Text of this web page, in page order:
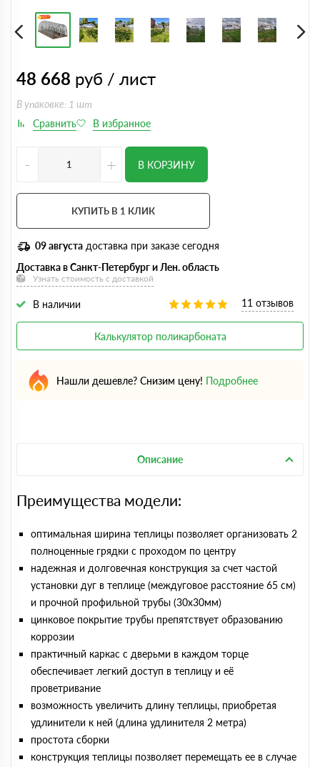
48 668 руб / лист
В упаковке: 1 шт
- + В КОРЗИНУ
КУПИТЬ В 1 КЛИК
09 августа доставка при заказе сегодня
Доставка в Санкт-Петербург и Лен. область
Узнать стоимость с доставкой
В наличии 11 отзывов
Калькулятор поликарбоната
Нашли дешевле? Снизим цену! Подробнее
Описание
Преимущества модели:
оптимальная ширина теплицы позволяет организовать 2
полноценные грядки с проходом по центру
надежная и долговечная конструкция за счет частой
установки дуг в теплице (междуговое расстояние 65 см)
и прочной профильной трубы (30х30мм)
цинковое покрытие трубы препятствует образованию
коррозии
практичный каркас с дверьми в каждом торце
обеспечивает легкий доступ в теплицу и её
проветривание
возможность увеличить длину теплицы, приобретая
удлинители к ней (длина удлинителя 2 метра)
простота сборки
конструкция теплицы позволяет перемещать ее в случае